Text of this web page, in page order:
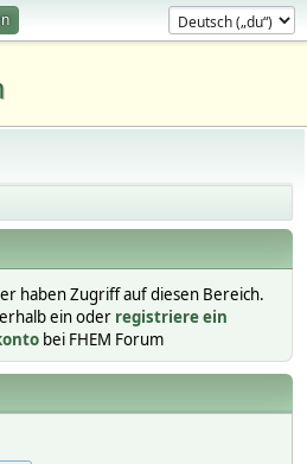
haben Zugriff auf diesen Bereich.
ein oder registriere ein
bei FHEM Forum